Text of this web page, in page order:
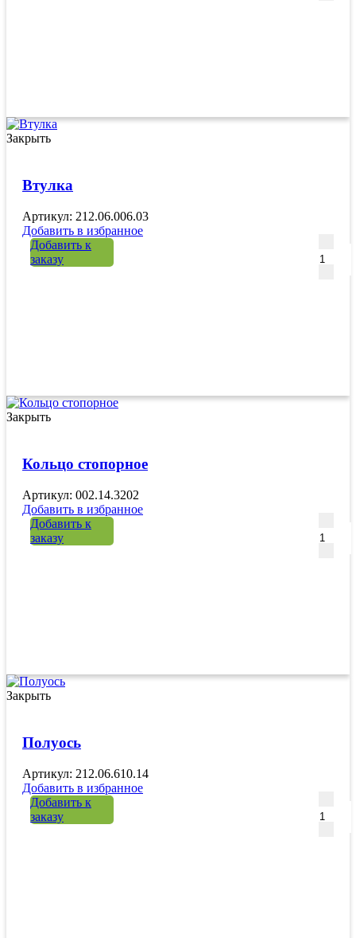
Закрыть
Втулка
Артикул: 212.06.006.03
Добавить в избранное
Добавить к
заказу
Закрыть
Кольцо стопорное
Артикул: 002.14.3202
Добавить в избранное
Добавить к
заказу
Закрыть
Полуось
Артикул: 212.06.610.14
Добавить в избранное
Добавить к
заказу